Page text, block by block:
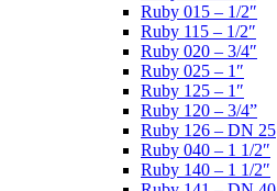
Ruby 015 – 1/2″
Ruby 115 – 1/2″
Ruby 020 – 3/4″
Ruby 025 – 1″
Ruby 125 – 1″
Ruby 120 – 3/4”
Ruby 126 – DN 25
Ruby 040 – 1 1/2″
Ruby 140 – 1 1/2″